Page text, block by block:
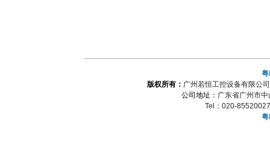
版权所有： 广州若恒工控设备有限公司
公司地址： 广东省广州市
Tel：020-